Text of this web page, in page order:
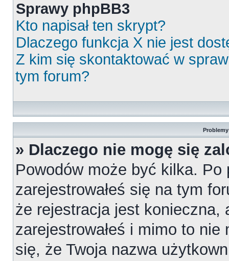
Sprawy phpBB3
Kto napisał ten skrypt?
Dlaczego funkcja X nie jest
Z kim się skontaktować w
tym forum?
» Dlaczego nie mogę się
Powodów może być kilka.
zarejestrowałeś się na tym
że rejestracja jest konieczna,
zarejestrowałeś i mimo to
się, że Twoja nazwa